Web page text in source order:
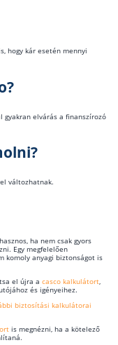
hogy kár esetén mennyi
gyakran elvárás a finanszírozó
változhatnak.
ha nem csak gyors
Egy megfelelően
komoly anyagi biztonságot is
el újra a casco kalkulátort
és igényeihez.
biztosítási kalkulátorai
is megnézni, ha a kötelező